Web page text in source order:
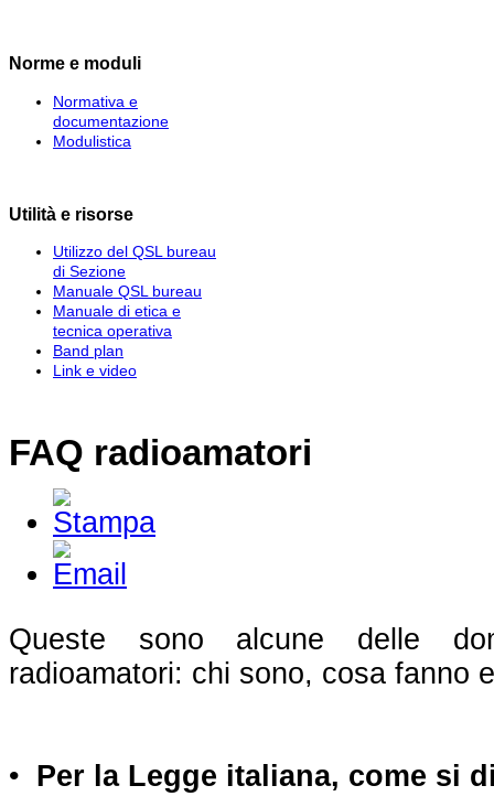
Norme e moduli
Normativa e
documentazione
Modulistica
Utilità e risorse
Utilizzo del QSL bureau
di Sezione
Manuale QSL bureau
Manuale di etica e
tecnica operativa
Band plan
Link e video
FAQ radioamatori
Queste sono alcune delle
radioamatori: chi sono, cosa fanno
• Per la Legge italiana, come si